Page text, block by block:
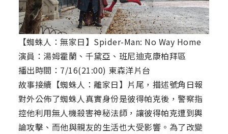
【蜘蛛人：無家日】Spider-Man: No Way Home
演員：湯姆霍蘭、千黛亞、班尼迪克康柏拜區
播出時間：7/16(21:00) 東森洋片台
故事接續【蜘蛛人：離家日】片尾，描述號角日報
對外公佈了蜘蛛人真實身份是彼得帕克後，警察指
控他利用無人機殺害神秘法師，讓彼得帕克遭到輿
論攻擊、而他與親友的生活也大受影響。為了改變